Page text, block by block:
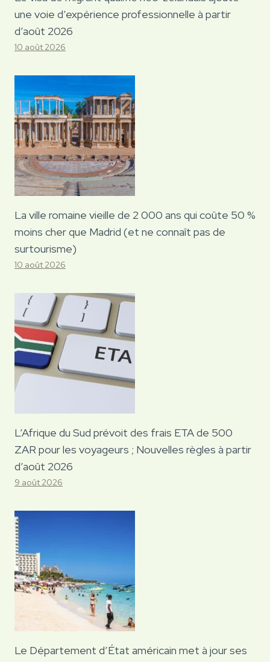
une voie d’expérience professionnelle à partir
d’août 2026
10 août 2026
La ville romaine vieille de 2 000 ans qui coûte 50 %
moins cher que Madrid (et ne connaît pas de
surtourisme)
10 août 2026
L’Afrique du Sud prévoit des frais ETA de 500
ZAR pour les voyageurs ; Nouvelles règles à partir
d’août 2026
9 août 2026
Le Département d’État américain met à jour ses